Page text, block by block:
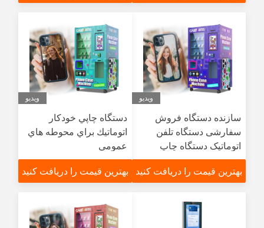
ویدیو
سازنده دستگاه فروش
سفارشی دستگاه تلفن
اتوماتیک دستگاه چاپ
سفارشی
بهترین قیمت را دریافت کنید
ویدیو
دستگاه چاپي خودکار
اتوماتيك براي محوطه هاي
عمومي
بهترین قیمت را دریافت کنید